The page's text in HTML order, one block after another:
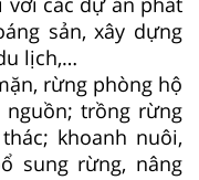
sản, xây dựng
lịch,…
rừng phòng hộ
nguồn; trồng rừng
khoanh nuôi,
sung rừng, nâng